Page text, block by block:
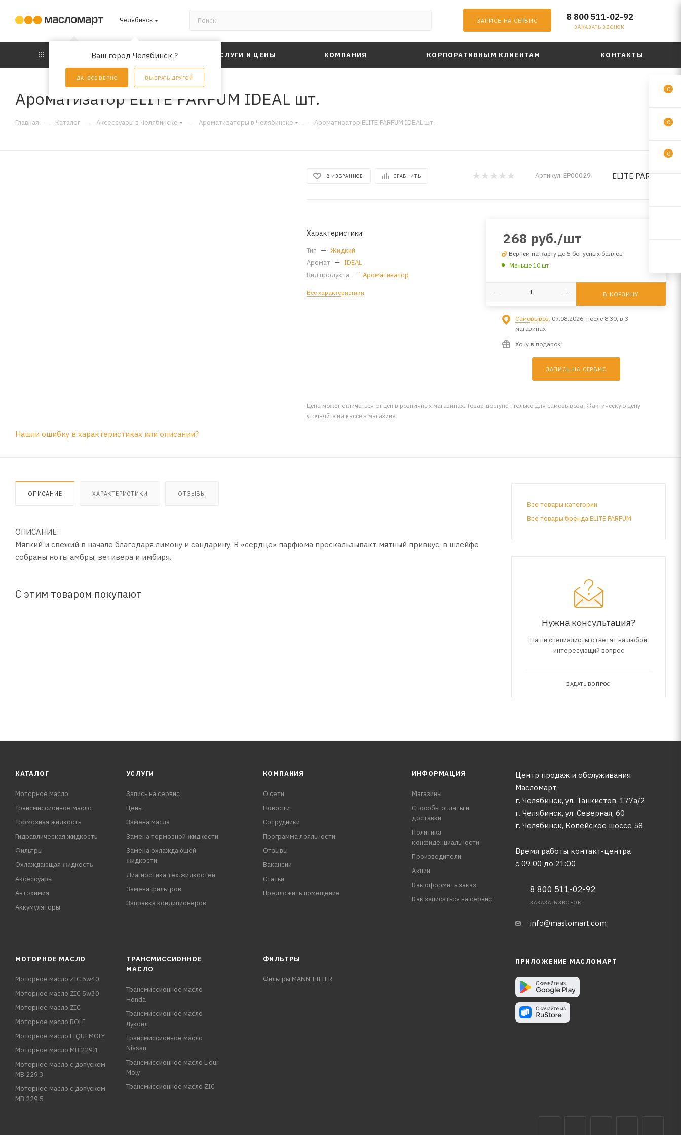
Челябинск
Ваш город Челябинск ?
ДА, ВСЕ ВЕРНО ВЫБРАТЬ ДРУГОЙ
ЗАПИСЬ НА СЕРВИС 8 800 511-02-92
ЗАКАЗАТЬ ЗВОНОК
АКЦИИ УСЛУГИ И ЦЕНЫ КОМПАНИЯ КОРПОРАТИВНЫМ КЛИЕНТАМ КОНТАКТЫ
Ароматизатор ELITE PARFUM IDEAL шт.
Главная — Каталог — Аксессуары в Челябинске — Ароматизаторы в Челябинске — Ароматизатор ELITE PARFUM IDEAL шт.
В ИЗБРАННОЕ СРАВНИТЬ Артикул: EP00029 ELITE PARFUM
Характеристики
Тип — Жидкий
Аромат — IDEAL
Вид продукта — Ароматизатор
Все характеристики
268 руб./шт
Вернем на карту до 5 бонусных баллов
Меньше 10 шт
В КОРЗИНУ
Самовывоз: 07.08.2026, после 8:30, в 3
магазинах
Хочу в подарок
ЗАПИСЬ НА СЕРВИС
Цена может отличаться от цен в розничных магазинах. Товар доступен только для самовывоза. Фактическую цену
уточняйте на кассе в магазине
Нашли ошибку в характеристиках или описании?
ОПИСАНИЕ ХАРАКТЕРИСТИКИ ОТЗЫВЫ
ОПИСАНИЕ:
Мягкий и свежий в начале благодаря лимону и сандарину. В «сердце» парфюма проскальзывакт мятный привкус, в шлейфе
собраны ноты амбры, ветивера и имбиря.
С этим товаром покупают
Все товары категории
Все товары бренда ELITE PARFUM
Нужна консультация?
Наши специалисты ответят на любой
интересующий вопрос
ЗАДАТЬ ВОПРОС
КАТАЛОГ
Моторное масло
Трансмиссионное масло
Тормозная жидкость
Гидравлическая жидкость
Фильтры
Охлаждающая жидкость
Аксессуары
Автохимия
Аккумуляторы
УСЛУГИ
Запись на сервис
Цены
Замена масла
Замена тормозной жидкости
Замена охлаждающей
жидкости
Диагностика тех.жидкостей
Замена фильтров
Заправка кондиционеров
КОМПАНИЯ
О сети
Новости
Сотрудники
Программа лояльности
Отзывы
Вакансии
Статьи
Предложить помещение
ИНФОРМАЦИЯ
Магазины
Способы оплаты и
доставки
Политика
конфиденциальности
Производители
Акции
Как оформить заказ
Как записаться на сервис
Центр продаж и обслуживания
Масломарт,
г. Челябинск, ул. Танкистов, 177а/2
г. Челябинск, ул. Северная, 60
г. Челябинск, Копейское шоссе 58
Время работы контакт-центра
с 09:00 до 21:00
8 800 511-02-92
ЗАКАЗАТЬ ЗВОНОК
info@maslomart.com
МОТОРНОЕ МАСЛО
Моторное масло ZIC 5w40
Моторное масло ZIC 5w30
Моторное масло ZIC
Моторное масло ROLF
Моторное масло LIQUI MOLY
Моторное масло MB 229.1
Моторное масло с допуском
MB 229.3
Моторное масло с допуском
MB 229.5
ТРАНСМИССИОННОЕ
МАСЛО
Трансмиссионное масло
Honda
Трансмиссионное масло
Лукойл
Трансмиссионное масло
Nissan
Трансмиссионное масло Liqui
Moly
Трансмиссионное масло ZIC
ФИЛЬТРЫ
Фильтры MANN-FILTER
ПРИЛОЖЕНИЕ МАСЛОМАРТ
0
0
0